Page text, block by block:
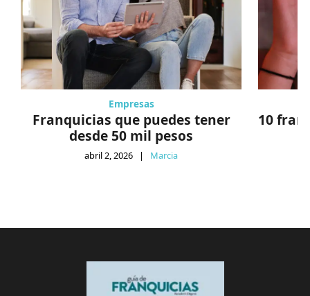
Empresas
Franquicias que puedes tener
desde 50 mil pesos
abril 2, 2026 | Marcia
10